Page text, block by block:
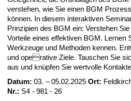
verstehen, wie Sie einen BGM
können. In diesem interaktiven
Prinzipien des BGM ein: Verstehen
Vorteile eines effektiven BGM. Lernen
Werkzeuge und Methoden kennen.
und operative Ziele. Tauschen Sie
aus und knüpfen Sie wertvolle
Datum: 03. – 05.02.2025 Ort:
Nr.: S4 - 981 - 26